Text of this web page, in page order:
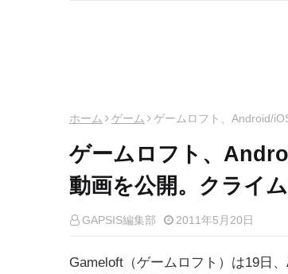
ホーム ゲーム ゲームロフト、Android/
ゲームロフト、
動画を公開。クライ
GAPSIS編集部 2011年5月20日
Gameloft（ゲームロフト）は19日